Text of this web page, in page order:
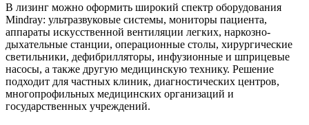
В лизинг можно оформить широкий спектр оборудования
Mindray: ультразвуковые системы, мониторы пациента,
аппараты искусственной вентиляции легких, наркозно-
дыхательные станции, операционные столы, хирургические
светильники, дефибрилляторы, инфузионные и шприцевые
насосы, а также другую медицинскую технику. Решение
подходит для частных клиник, диагностических центров,
многопрофильных медицинских организаций и
государственных учреждений.